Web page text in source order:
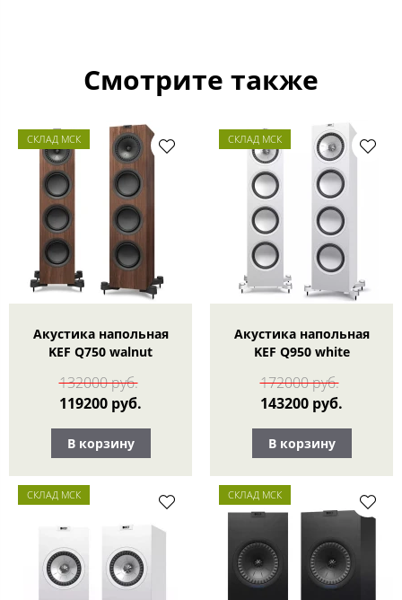
Смотрите также
СКЛАД МСК
Акустика напольная
KEF Q750 walnut
132000 руб.
119200 руб.
В корзину
СКЛАД МСК
Акустика напольная
KEF Q950 white
172000 руб.
143200 руб.
В корзину
СКЛАД МСК СКЛАД МСК